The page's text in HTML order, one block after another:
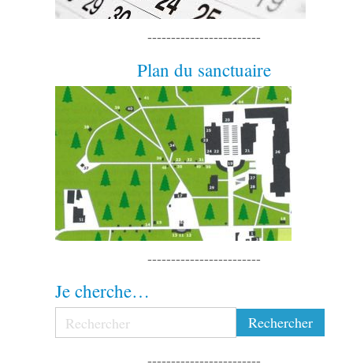
------------------------
Plan du sanctuaire
------------------------
Je cherche…